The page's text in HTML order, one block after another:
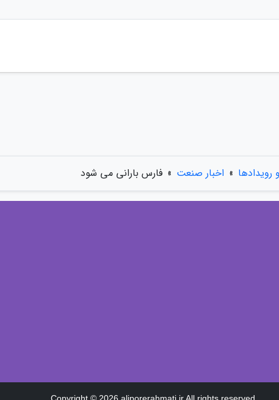
رویدادها » اخبار صنعت » فارس بارانی می شود
Copyright © 2026 aliporerahmati.ir All rights reserved.